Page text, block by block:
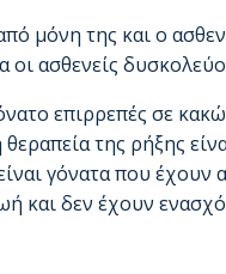
μόνη της και ο
ασθενείς
επιρρεπές σε
της ρήξης
γόνατα που έχουν
και δεν έχουν